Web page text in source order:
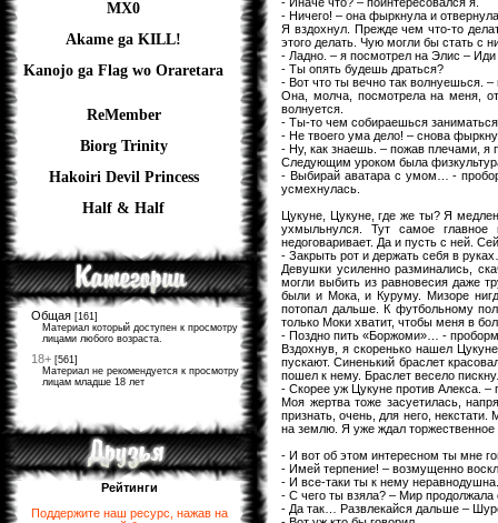
MX0
Akame ga KILL!
Kanojo ga Flag wo Oraretara
ReMember
Biorg Trinity
Hakoiri Devil Princess
Half & Half
Общая [161]
Материал который доступен к просмотру
лицами любого возраста.
18+ [561]
Материал не рекомендуется к просмотру
лицам младше 18 лет
Рейтинги
Поддержите наш ресурс, нажав на
- Ничего! – она фыркнула и
Я вздохнул. Прежде чем что-то
этого делать. Чую могли бы стать с
- Ладно. – я посмотрел на Элис – Иди
- Ты опять будешь драться?
- Вот что ты вечно так волнуешься.
Она, молча, посмотрела на меня,
волнуется.
- Ты-то чем собираешься
- Не твоего ума дело! – снова
- Ну, как знаешь. – пожав плечами, я
Следующим уроком была
- Выбирай аватара с умом… -
усмехнулась.
Цукуне, Цукуне, где же ты? Я
ухмыльнулся. Тут самое
недоговаривает. Да и пусть с ней.
- Закрыть рот и держать себя в
Девушки усиленно разминались,
могли выбить из равновесия даже
были и Мока, и Куруму. Мизоре
потопал дальше. К футбольному
только Моки хватит, чтобы меня в
- Поздно пить «Боржоми»… -
Вздохнув, я скоренько нашел
пускают. Синенький браслет
пошел к нему. Браслет весело
- Скорее уж Цукуне против Алекса. –
Моя жертва тоже засуетилась,
признать, очень, для него,
на землю. Я уже ждал
- И вот об этом интересном ты мне
- Имей терпение! – возмущенно
- И все-таки ты к нему неравнодушна.
- С чего ты взяла? – Мир продолжала
- Да так… Развлекайся дальше –